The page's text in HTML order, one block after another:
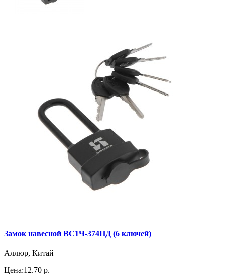
Замок навесной ВС1Ч-374ПД (6 ключей)
Аллюр, Китай
Цена:12.70 р.